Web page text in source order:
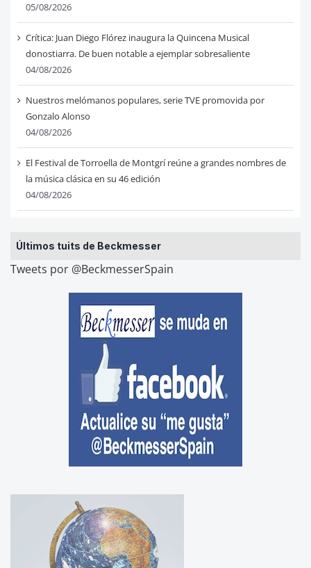
05/08/2026
Crítica: Juan Diego Flórez inaugura la Quincena Musical
donostiarra. De buen notable a ejemplar sobresaliente
04/08/2026
Nuestros melómanos populares, serie TVE promovida por
Gonzalo Alonso
04/08/2026
El Festival de Torroella de Montgrí reúne a grandes nombres de
la música clásica en su 46 edición
04/08/2026
Últimos tuits de Beckmesser
Tweets por @BeckmesserSpain